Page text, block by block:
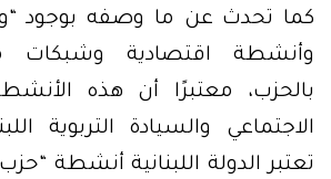
كما تحدث عن ما وصفه بوجود
وأنشطة اقتصادية وشبكات
بالحزب، معتبرًا أن هذه
الاجتماعي والسيادة التربوية
تعتبر الدولة اللبنانية أنشطة